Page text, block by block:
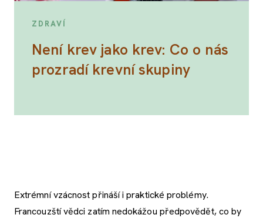
ZDRAVÍ
Není krev jako krev: Co o nás
prozradí krevní skupiny
Extrémní vzácnost přináší i praktické problémy.
Francouzští vědci zatím nedokážou předpovědět, co by